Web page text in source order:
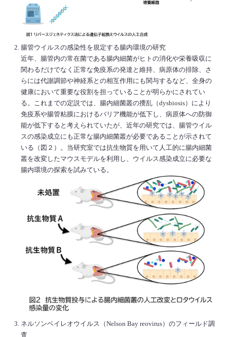
腸管ウイルスの感染性を規定する腸内環境の研究
近年、腸管内の常在菌である腸内細菌がヒトの消化や栄養吸収に
関わるだけでなく正常な免疫系の発達と維持、病原体の排除、さ
らには代謝調節や神経系との相互作用にも関与するなど、全身の
健康において重要な役割を担っていることが明らかにされてい
る。これまでの定説では、腸内細菌叢の攪乱（dysbiosis）により
免疫系や腸管粘膜におけるバリア機能が低下し、病原体への防御
能が低下すると考えられていたが、近年の研究では、腸管ウイル
スの感染成立にも正常な腸内細菌叢が必要であることが示されて
いる（図２）。当研究室では抗生物質を用いて人工的に腸内細菌
叢を改変したマウスモデルを利用し、ウイルス感染成立に必要な
腸内環境の探索を試みている。
ネルソンベイレオウイルス（Nelson Bay reovirus）のフィールド調
査